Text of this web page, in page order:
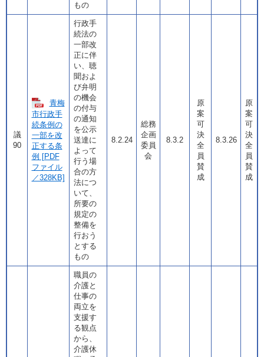
もの
議
90
青梅
市行政手
続条例の
一部を改
正する条
例 [PDF
ファイル
／328KB]
行政手
続法の
一部改
正に伴
い、聴
聞およ
び弁明
の機会
の付与
の通知
を公示
送達に
よって
行う場
合の方
法につ
いて、
所要の
規定の
整備を
行おう
とする
もの
8.2.24
総務
企画
委員
会
8.3.2
原
案
可
決
全
員
賛
成
8.3.26
原
案
可
決
全
員
賛
成
職員の
介護と
仕事の
両立を
支援す
る観点
から、
介護休